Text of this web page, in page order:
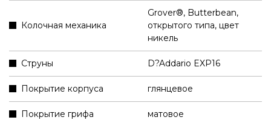
Колочная механика
Grover®, Butterbean,
открытого типа, цвет
никель
Струны D?Addario EXP16
Покрытие корпуса глянцевое
Покрытие грифа матовое